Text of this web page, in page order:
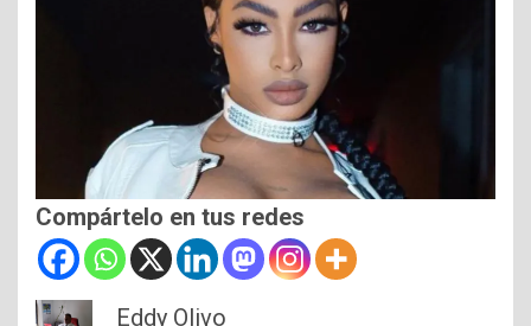
Compártelo en tus redes
Eddy Olivo